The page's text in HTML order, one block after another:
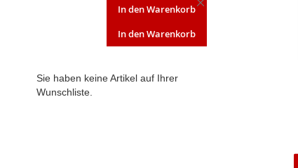
In den Warenkorb
In den Warenkorb
Sie haben keine Artikel auf Ihrer
Wunschliste.